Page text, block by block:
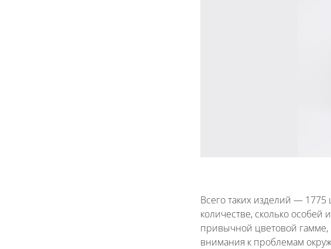
Всего таких изделий —
количестве, сколько
привычной цветовой
внимания к проблемам